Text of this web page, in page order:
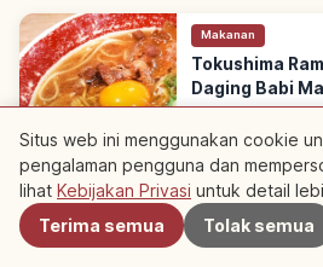
Makanan
Tokushima
Daging Babi
Menikmati
Tokushima ramen:
kuah kental &
kuah: coklat
Sering ditambah
Tokushima →
※ Konten artikel didasarkan pada informasi
mungkin berbeda dari situasi saat ini. Selain
Situs web ini menggunakan cookie
pengalaman pengguna dan
lihat Kebijakan Privasi untuk detail
Terima semua
Tolak semua